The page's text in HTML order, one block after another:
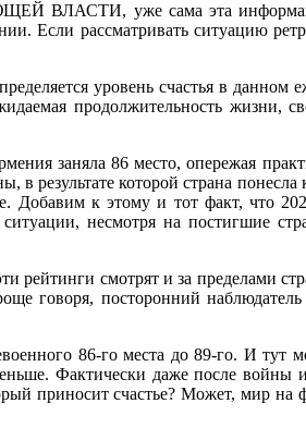
уже сама эта информация
Если рассматривать ситуацию
уровень счастья в данном
продолжительность жизни,
заняла 86 место, опережая
результате которой страна понесла
Добавим к этому и тот факт, что
несмотря на постигшие
смотрят и за пределами
говоря, посторонний
86-го места до 89-го. И
Фактически даже после
приносит счастье? Может, мир на